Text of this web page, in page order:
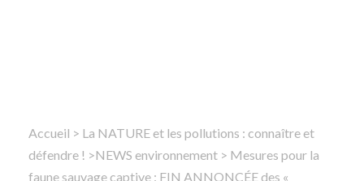
Rechercher
Accueil > La NATURE et les pollutions : connaître et
défendre ! >NEWS environnement > Mesures pour la
faune sauvage captive : FIN ANNONCÉE des «